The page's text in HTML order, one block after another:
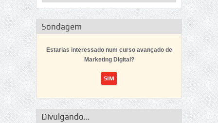
Sondagem
Estarias interessado num curso avançado de
Marketing Digital?
Divulgando...